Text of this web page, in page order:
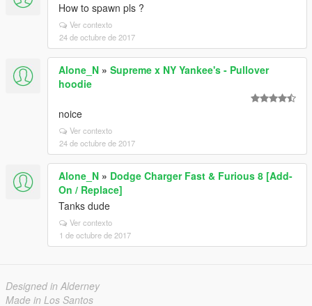
How to spawn pls ?
Ver contexto
24 de octubre de 2017
Alone_N » Supreme x NY Yankee's - Pullover
hoodie
noice
Ver contexto
24 de octubre de 2017
Alone_N » Dodge Charger Fast & Furious 8 [Add-
On / Replace]
Tanks dude
Ver contexto
1 de octubre de 2017
Designed in Alderney
Made in Los Santos